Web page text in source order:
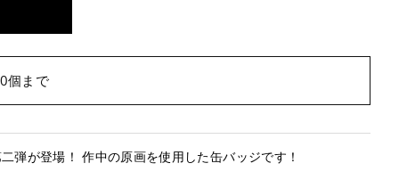
個まで
弾が登場！ 作中の原画を使用した缶バッジです！